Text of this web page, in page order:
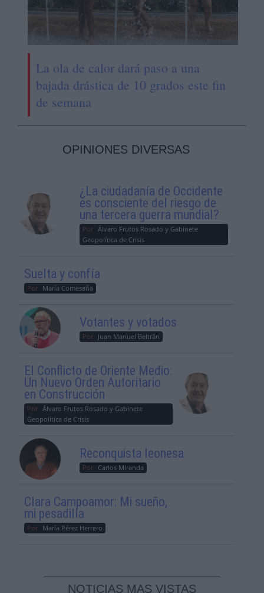
La ola de calor dará paso a una
bajada drástica de 10 grados este fin
de semana
OPINIONES DIVERSAS
¿La ciudadanía de Occidente
es consciente del riesgo de
una tercera guerra mundial?
Por Álvaro Frutos Rosado y Gabinete
Geopolítica de Crisis
Suelta y confía
Por María Comesaña
Votantes y votados
Por Juan Manuel Beltrán
El Conflicto de Oriente Medio:
Un Nuevo Orden Autoritario
en Construcción
Por Álvaro Frutos Rosado y Gabinete
Geopolítica de Crisis
Reconquista leonesa
Por Carlos Miranda
Clara Campoamor: Mi sueño,
mi pesadilla
Por María Pérez Herrero
NOTICIAS MAS VISTAS